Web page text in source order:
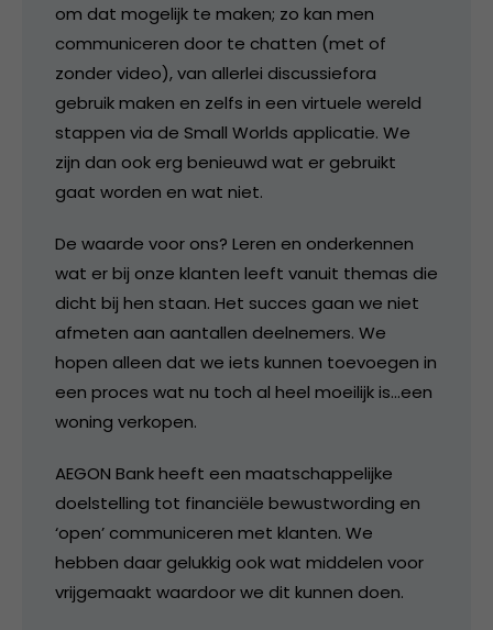
om dat mogelijk te maken; zo kan men
communiceren door te chatten (met of
zonder video), van allerlei discussiefora
gebruik maken en zelfs in een virtuele wereld
stappen via de Small Worlds applicatie. We
zijn dan ook erg benieuwd wat er gebruikt
gaat worden en wat niet.
De waarde voor ons? Leren en onderkennen
wat er bij onze klanten leeft vanuit themas die
dicht bij hen staan. Het succes gaan we niet
afmeten aan aantallen deelnemers. We
hopen alleen dat we iets kunnen toevoegen in
een proces wat nu toch al heel moeilijk is…een
woning verkopen.
AEGON Bank heeft een maatschappelijke
doelstelling tot financiële bewustwording en
‘open’ communiceren met klanten. We
hebben daar gelukkig ook wat middelen voor
vrijgemaakt waardoor we dit kunnen doen.